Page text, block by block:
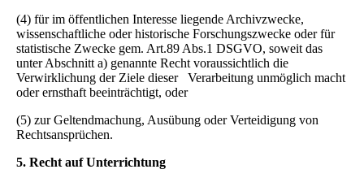
(4) für im öffentlichen Interesse liegende Archivzwecke,
wissenschaftliche oder historische Forschungszwecke oder für
statistische Zwecke gem. Art.89 Abs.1 DSGVO, soweit das
unter Abschnitt a) genannte Recht voraussichtlich die
Verwirklichung der Ziele dieser Verarbeitung unmöglich macht
oder ernsthaft beeinträchtigt, oder
(5) zur Geltendmachung, Ausübung oder Verteidigung von
Rechtsansprüchen.
5. Recht auf Unterrichtung